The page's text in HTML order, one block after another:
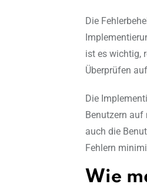
Die
ist es wichtig,
Überprüfen
Die
Benutzern auf
auch die
Fehlern
Wie